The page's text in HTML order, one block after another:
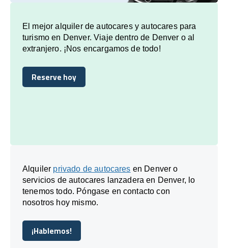
El mejor alquiler de autocares y autocares para
turismo en Denver. Viaje dentro de Denver o al
extranjero. ¡Nos encargamos de todo!
Reserve hoy
Reserve hoy
Alquiler privado de autocares en Denver o
servicios de autocares lanzadera en Denver, lo
tenemos todo. Póngase en contacto con
nosotros hoy mismo.
¡Hablemos!
¡Hablemos!